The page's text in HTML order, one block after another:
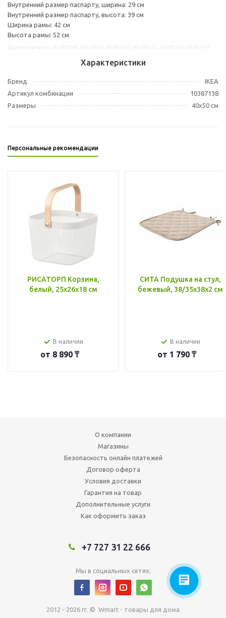
Внутренний размер паспарту, ширина: 29 см
Внутренний размер паспарту, высота: 39 см
Ширина рамы: 42 см
Высота рамы: 52 см
Характеристики
Бренд
IKEA
Артикул комбинации
10387138
Размеры
40x50 см
Персональные рекомендации
РИСАТОРП Корзина,
белый, 25x26x18 см
В наличии
от 8 890 ₸
СИТА Подушка на стул,
бежевый, 38/35x38x2 см
В наличии
от 1 790 ₸
О компании
Магазины
Безопасность онлайн платежей
Договор оферта
Условия доставки
Гарантия на товар
Дополнительные услуги
Как оформить заказ
+7 727 31 22 666
Мы в социальных сетях:
2012 - 2026 гг. © Wmart - товары для дома